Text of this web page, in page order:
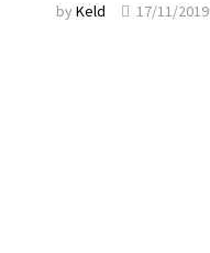
by Keld 17/11/2019